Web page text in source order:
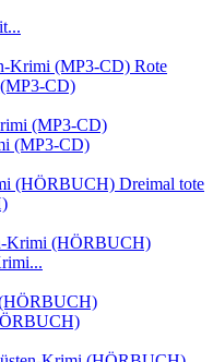
Rote
CD)
(MP3-CD)
Dreimal tote